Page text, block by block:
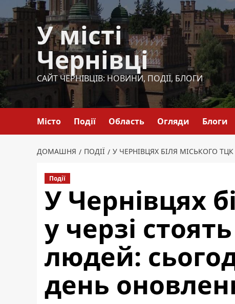
Перейти
до
вмісту
У місті
Чернівці
САЙТ ЧЕРНІВЦІВ: НОВИНИ, ПОДІЇ, БЛОГИ
Місто Події Область Огляди Блоги
ДОМАШНЯ ПОДІЇ У ЧЕРНІВЦЯХ БІЛЯ МІСЬКОГО
Події
У Чернівцях
у черзі
людей:
день